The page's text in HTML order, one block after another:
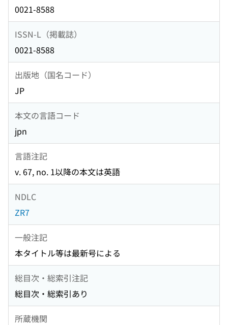
0021-8588
ISSN-L（掲載誌）
0021-8588
出版地（国名コード）
JP
本文の言語コード
jpn
言語注記
v. 67, no. 1以降の本文は英語
NDLC
ZR7
一般注記
本タイトル等は最新号による
総目次・総索引注記
総目次・総索引あり
所蔵機関